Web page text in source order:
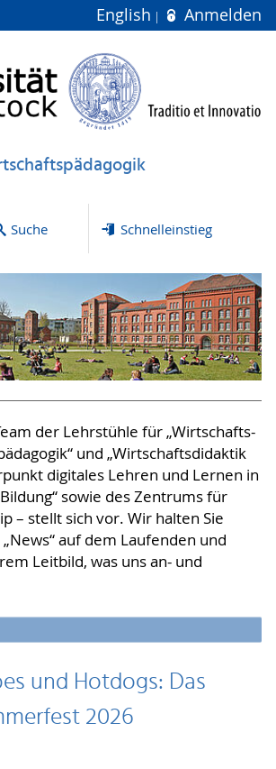
English Anmelden
Suche Schnelleinstieg
der Lehrstühle für „Wirtschafts-
und „Wirtschaftsdidaktik
digitales Lehren und Lernen in
sowie des Zentrums für
– stellt sich vor. Wir halten Sie
auf dem Laufenden und
Leitbild, was uns an- und
und Hotdogs: Das
2026